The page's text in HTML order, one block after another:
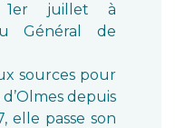
1er juillet à
Général de
sources pour
depuis
elle passe son